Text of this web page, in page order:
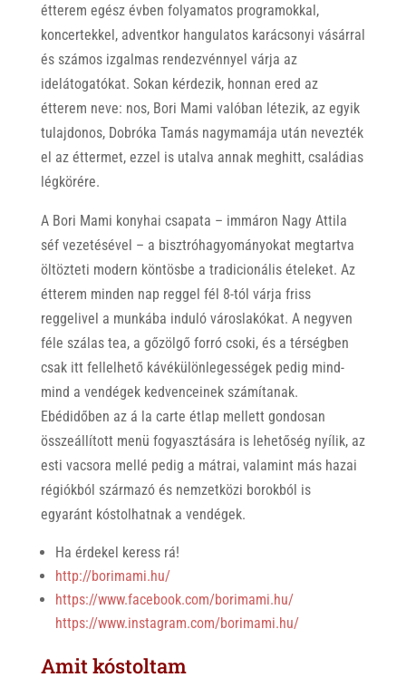
étterem egész évben folyamatos programokkal,
koncertekkel, adventkor hangulatos karácsonyi vásárral
és számos izgalmas rendezvénnyel várja az
idelátogatókat. Sokan kérdezik, honnan ered az
étterem neve: nos, Bori Mami valóban létezik, az egyik
tulajdonos, Dobróka Tamás nagymamája után nevezték
el az éttermet, ezzel is utalva annak meghitt, családias
légkörére.
A Bori Mami konyhai csapata – immáron Nagy Attila
séf vezetésével – a bisztróhagyományokat megtartva
öltözteti modern köntösbe a tradicionális ételeket. Az
étterem minden nap reggel fél 8-tól várja friss
reggelivel a munkába induló városlakókat. A negyven
féle szálas tea, a gőzölgő forró csoki, és a térségben
csak itt fellelhető kávékülönlegességek pedig mind-
mind a vendégek kedvenceinek számítanak.
Ebédidőben az á la carte étlap mellett gondosan
összeállított menü fogyasztására is lehetőség nyílik, az
esti vacsora mellé pedig a mátrai, valamint más hazai
régiókból származó és nemzetközi borokból is
egyaránt kóstolhatnak a vendégek.
Ha érdekel keress rá!
http://borimami.hu/
https://www.facebook.com/borimami.hu/
https://www.instagram.com/borimami.hu/
Amit kóstoltam